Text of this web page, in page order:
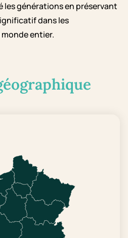
les générations en préservant
dans les
entier.